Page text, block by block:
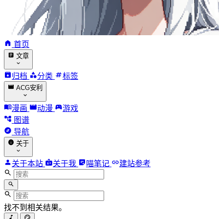
首页
文章
归档 分类 标签
ACG安利
漫画 动漫
游戏
图谱
导航
关于
关于本站 关于我 喵笔记 建站参考
找不到相关结果。